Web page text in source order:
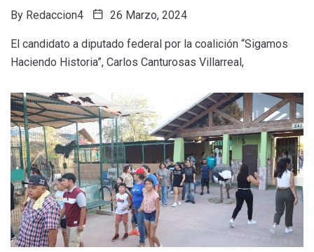
By Redaccion4 26 Marzo, 2024
El candidato a diputado federal por la coalición “Sigamos
Haciendo Historia”, Carlos Canturosas Villarreal,